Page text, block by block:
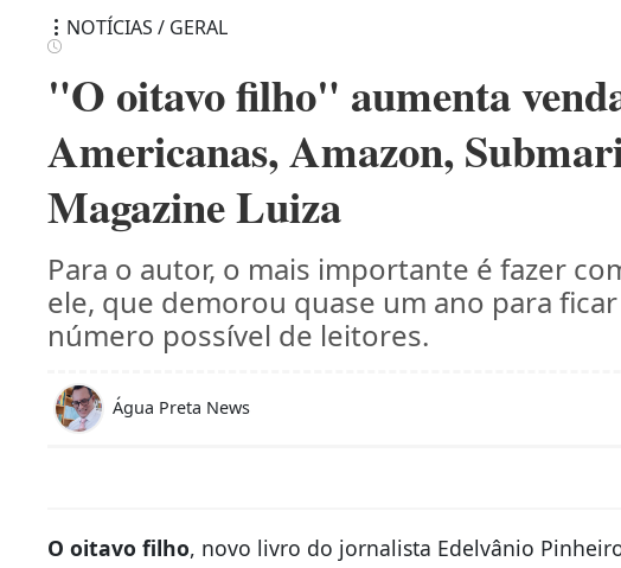
NOTÍCIAS / GERAL
"O oitavo filho" aumenta
Americanas, Amazon,
Magazine Luiza
Para o autor, o mais importante é fazer
ele, que demorou quase um ano para
número possível de leitores.
Água Preta News
O oitavo filho, novo livro do jornalista Edelvânio